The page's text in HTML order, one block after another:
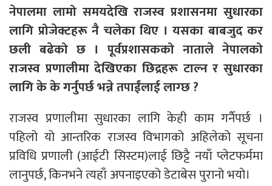
नेपालमा लामो समयदेखि राजस्व प्रशासनमा सुधारका
लागि प्रोजेक्टहरू नै चलेका थिए । यसका बाबजुद कर
छली बढेको छ । पूर्वप्रशासकको नाताले नेपालको
राजस्व प्रणालीमा देखिएका छिद्रहरू टाल्न र सुधारका
लागि के के गर्नुपर्छ भन्ने तपाईंलाई लाग्छ ?
राजस्व प्रणालीमा सुधारका लागि केही काम गर्नैपर्छ ।
पहिलो यो आन्तरिक राजस्व विभागको अहिलेको सूचना
प्रविधि प्रणाली (आईटी सिस्टम)लाई छिट्टै नयाँ प्लेटफर्ममा
लानुपर्छ, किनभने त्यहाँ अपनाइएको डेटाबेस पुरानो भयो।